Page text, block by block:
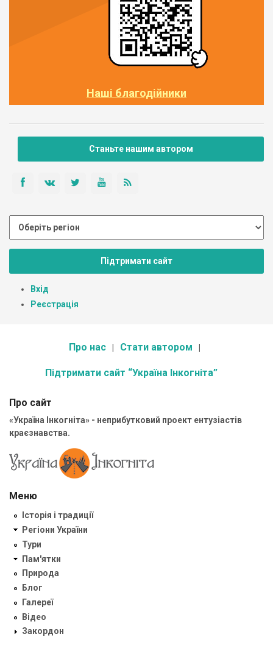
Наші благодійники
Станьте нашим автором
Підтримати сайт
Вхід
Реєстрація
Про нас Стати автором
Підтримати сайт “Україна Інкогніта”
Про сайт
«Україна Інкогніта» - неприбутковий проект ентузіастів
краєзнавства.
Меню
Історія і традиції
Регіони України
Тури
Пам'ятки
Природа
Блог
Галереї
Відео
Закордон